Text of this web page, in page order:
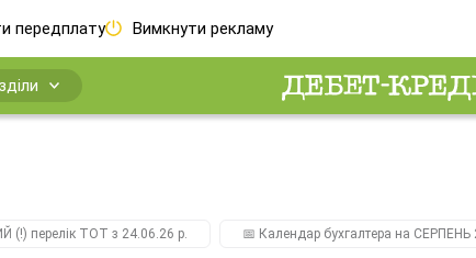
передплату Вимкнути рекламу
(!) перелік ТОТ з 24.06.26 р. 📅 Календар бухгалтера на СЕРПЕНЬ